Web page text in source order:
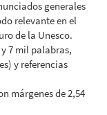
generales
relevante en el
de la Unesco.
7 mil palabras,
y referencias
márgenes de 2,54